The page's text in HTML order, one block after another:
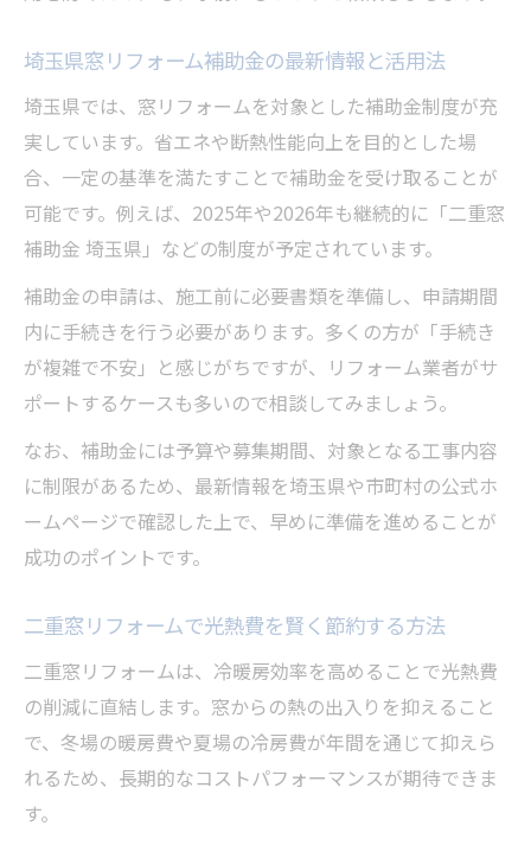
埼玉県窓リフォーム補助金の最新情報と活用法
埼玉県では、窓リフォームを対象とした補助金制度が充
実しています。省エネや断熱性能向上を目的とした場
合、一定の基準を満たすことで補助金を受け取ることが
可能です。例えば、2025年や2026年も継続的に「二重窓
補助金 埼玉県」などの制度が予定されています。
補助金の申請は、施工前に必要書類を準備し、申請期間
内に手続きを行う必要があります。多くの方が「手続き
が複雑で不安」と感じがちですが、リフォーム業者がサ
ポートするケースも多いので相談してみましょう。
なお、補助金には予算や募集期間、対象となる工事内容
に制限があるため、最新情報を埼玉県や市町村の公式ホ
ームページで確認した上で、早めに準備を進めることが
成功のポイントです。
二重窓リフォームで光熱費を賢く節約する方法
二重窓リフォームは、冷暖房効率を高めることで光熱費
の削減に直結します。窓からの熱の出入りを抑えること
で、冬場の暖房費や夏場の冷房費が年間を通じて抑えら
れるため、長期的なコストパフォーマンスが期待できま
す。